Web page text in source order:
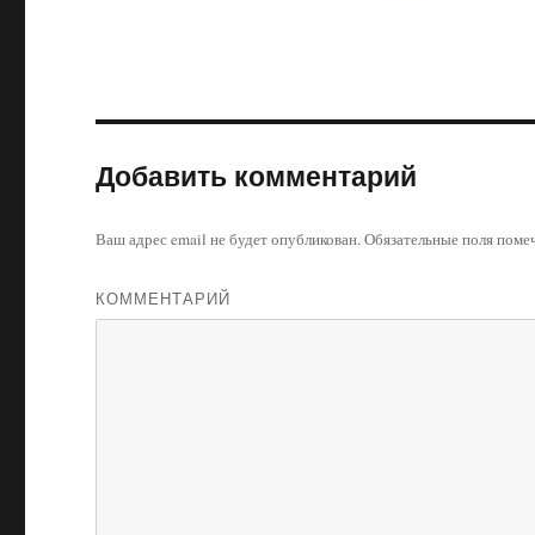
Добавить комментарий
Ваш адрес email не будет опубликован.Обязательные поля
КОММЕНТАРИЙ